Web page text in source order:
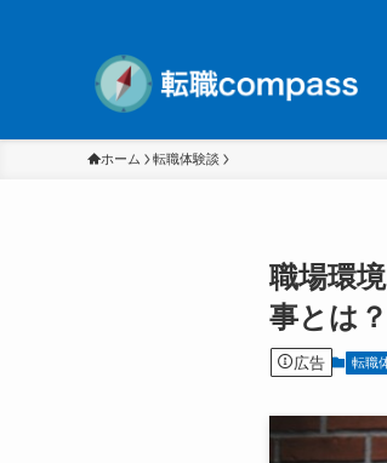
ホーム 転職体験談
職場環
事とは？
広告 転職